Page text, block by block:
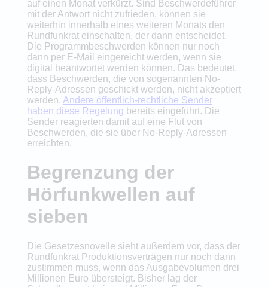
auf einen Monat verkürzt. Sind Beschwerdeführer
mit der Antwort nicht zufrieden, können sie
weiterhin innerhalb eines weiteren Monats den
Rundfunkrat einschalten, der dann entscheidet.
Die Programmbeschwerden können nur noch
dann per E-Mail eingereicht werden, wenn sie
digital beantwortet werden können. Das bedeutet,
dass Beschwerden, die von sogenannten No-
Reply-Adressen geschickt werden, nicht akzeptiert
werden. Andere öffentlich-rechtliche Sender
haben diese Regelung bereits eingeführt. Die
Sender reagierten damit auf eine Flut von
Beschwerden, die sie über No-Reply-Adressen
erreichten.
Begrenzung der
Hörfunkwellen auf
sieben
Die Gesetzesnovelle sieht außerdem vor, dass der
Rundfunkrat Produktionsverträgen nur noch dann
zustimmen muss, wenn das Ausgabevolumen drei
Millionen Euro übersteigt. Bisher lag der